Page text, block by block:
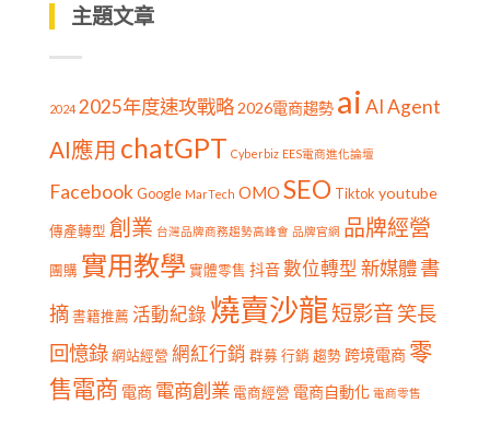
主題文章
2024 2025年度速攻戰略2026電商趨勢 ai AI Agent
AI應用 chatGPT Cyberbiz EES電商進化論壇
Facebook Google MarTech OMO SEO Tiktok youtube
傳產轉型 創業 台灣品牌商務趨勢高峰會 品牌官網 品牌經營
團購 實用教學 實體零售 抖音數位轉型 新媒體書
摘 書籍推薦 活動紀錄 燒賣沙龍短影音笑長
回憶錄 網站經營 網紅行銷 群募 行銷 趨勢 跨境電商 零
售電商 電商 電商創業 電商經營 電商自動化 電商零售